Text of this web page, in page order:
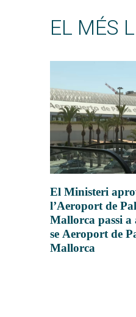
EL MÉS
El Ministeri
l’Aeroport de
Mallorca passi a
se Aeroport de
Mallorca